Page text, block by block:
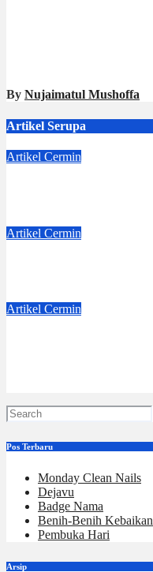
By Nujaimatul Mushoffa
Artikel Serupa
Artikel Cermin
Artikel Cermin
Artikel Cermin
Pos Terbaru
Monday Clean Nails
Dejavu
Badge Nama
Benih-Benih Kebaikan
Pembuka Hari
Arsip